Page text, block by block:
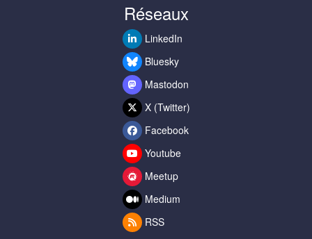
Réseaux
LinkedIn
Bluesky
Mastodon
X (Twitter)
Facebook
Youtube
Meetup
Medium
RSS